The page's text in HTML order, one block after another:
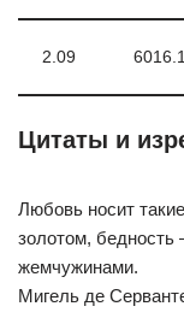
2.09
Цитаты и
Любовь носит
золотом, бедность
жемчужинами.
Мигель де